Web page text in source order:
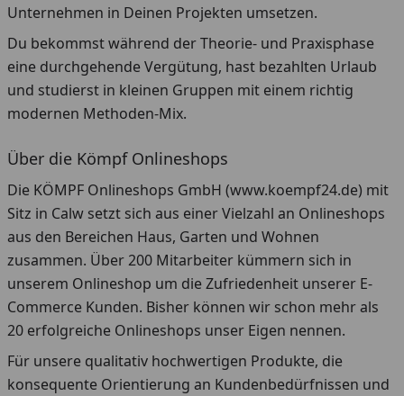
Unternehmen in Deinen Projekten umsetzen.
Du bekommst während der Theorie- und Praxisphase
eine durchgehende Vergütung, hast bezahlten Urlaub
und studierst in kleinen Gruppen mit einem richtig
modernen Methoden-Mix.
Über die Kömpf Onlineshops
Die KÖMPF Onlineshops GmbH (www.koempf24.de) mit
Sitz in Calw setzt sich aus einer Vielzahl an Onlineshops
aus den Bereichen Haus, Garten und Wohnen
zusammen. Über 200 Mitarbeiter kümmern sich in
unserem Onlineshop um die Zufriedenheit unserer E-
Commerce Kunden. Bisher können wir schon mehr als
20 erfolgreiche Onlineshops unser Eigen nennen.
Für unsere qualitativ hochwertigen Produkte, die
konsequente Orientierung an Kundenbedürfnissen und